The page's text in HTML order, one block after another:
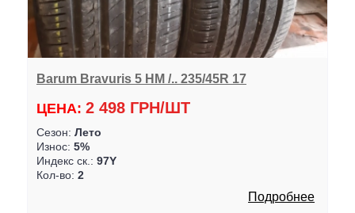
Barum Bravuris 5 HM /.. 235/45R 17
ЦЕНА: 2 498 ГРН/ШТ
Сезон: Лето
Износ: 5%
Индекс ск.: 97Y
Кол-во: 2
Подробнее